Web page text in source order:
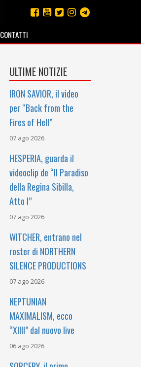
CONTATTI
ULTIME NOTIZIE
IRON SAVIOR, il video
per “Back from the
Fires of Hell”
07 ago 2026
HESPERIA, guarda il
videoclip de “Il Paradiso
della Regina Sibilla,
Atto I”
07 ago 2026
WITCHER, entrano nel
roster di NORTHERN
SILENCE PRODUCTIONS
07 ago 2026
NEPTUNIAN
MAXIMALISM, ecco
“XIIII” dal nuovo live
06 ago 2026